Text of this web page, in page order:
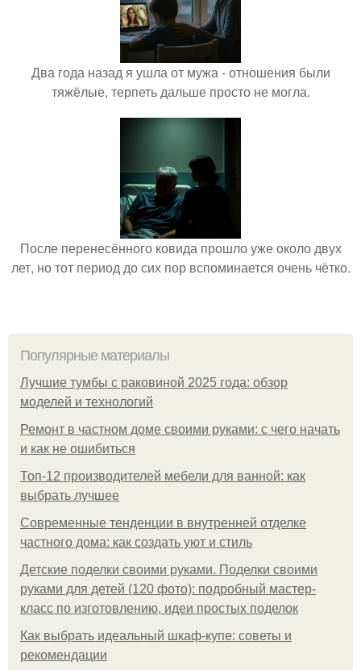
Два года назад я ушла от мужа - отношения были
тяжёлые, терпеть дальше просто не могла.
После перенесённого ковида прошло уже около двух
лет, но тот период до сих пор вспоминается очень чётко.
Популярные материалы
Лучшие тумбы с раковиной 2025 года: обзор
моделей и технологий
Ремонт в частном доме своими руками: с чего начать
и как не ошибиться
Топ-12 производителей мебели для ванной: как
выбрать лучшее
Современные тенденции в внутренней отделке
частного дома: как создать уют и стиль
Детские поделки своими руками. Поделки своими
руками для детей (120 фото): подробный мастер-
класс по изготовлению, идеи простых поделок
Как выбрать идеальный шкаф-купе: советы и
рекомендации